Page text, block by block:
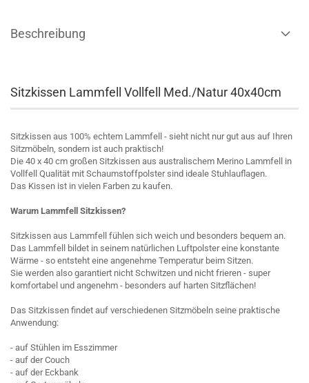
Beschreibung
Sitzkissen Lammfell Vollfell Med./Natur 40x40cm
Sitzkissen aus 100% echtem Lammfell - sieht nicht nur gut aus auf Ihren
Sitzmöbeln, sondern ist auch praktisch!
Die 40 x 40 cm großen Sitzkissen aus australischem Merino Lammfell in
Vollfell Qualität mit Schaumstoffpolster sind ideale Stuhlauflagen.
Das Kissen ist in vielen Farben zu kaufen.
Warum Lammfell Sitzkissen?
Sitzkissen aus Lammfell fühlen sich weich und besonders bequem an.
Das Lammfell bildet in seinem natürlichen Luftpolster eine konstante
Wärme - so entsteht eine angenehme Temperatur beim Sitzen.
Sie werden also garantiert nicht Schwitzen und nicht frieren - super
komfortabel und angenehm - besonders auf harten Sitzflächen!
Das Sitzkissen findet auf verschiedenen Sitzmöbeln seine praktische
Anwendung:
- auf Stühlen im Esszimmer
- auf der Couch
- auf der Eckbank